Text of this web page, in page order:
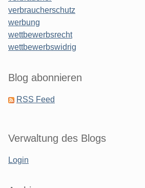
verbraucherschutz
werbung
wettbewerbsrecht
wettbewerbswidrig
Blog abonnieren
RSS Feed
Verwaltung des Blogs
Login